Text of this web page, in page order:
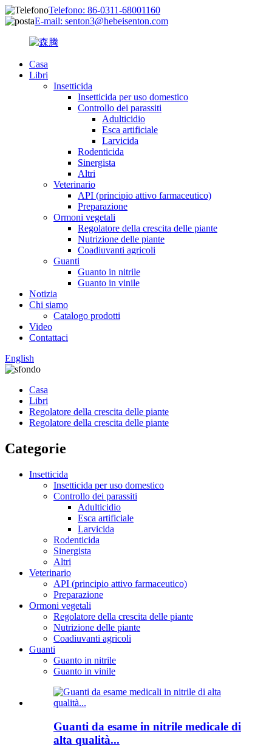
Telefono: 86-0311-68001160
E-mail: senton3@hebeisenton.com
Casa
Libri
Insetticida
Insetticida per uso domestico
Controllo dei parassiti
Adulticidio
Esca artificiale
Larvicida
Rodenticida
Sinergista
Altri
Veterinario
API (principio attivo farmaceutico)
Preparazione
Ormoni vegetali
Regolatore della crescita delle piante
Nutrizione delle piante
Coadiuvanti agricoli
Guanti
Guanto in nitrile
Guanto in vinile
Notizia
Chi siamo
Catalogo prodotti
Video
Contattaci
English
Casa
Libri
Regolatore della crescita delle piante
Regolatore della crescita delle piante
Categorie
Insetticida
Insetticida per uso domestico
Controllo dei parassiti
Adulticidio
Esca artificiale
Larvicida
Rodenticida
Sinergista
Altri
Veterinario
API (principio attivo farmaceutico)
Preparazione
Ormoni vegetali
Regolatore della crescita delle piante
Nutrizione delle piante
Coadiuvanti agricoli
Guanti
Guanto in nitrile
Guanto in vinile
Guanti da esame in nitrile medicale di
alta qualità...